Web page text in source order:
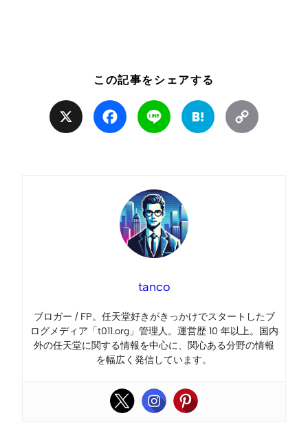
この記事をシェアする
Facebook Line Hatena
tanco
ブロガー / FP。任天堂好きがきっかけでスタートしたブ
ログメディア「t011.org」管理人。運営歴 10 年以上。国内
外の任天堂に関する情報を中心に、関心ある分野の情報
を幅広く発信しています。